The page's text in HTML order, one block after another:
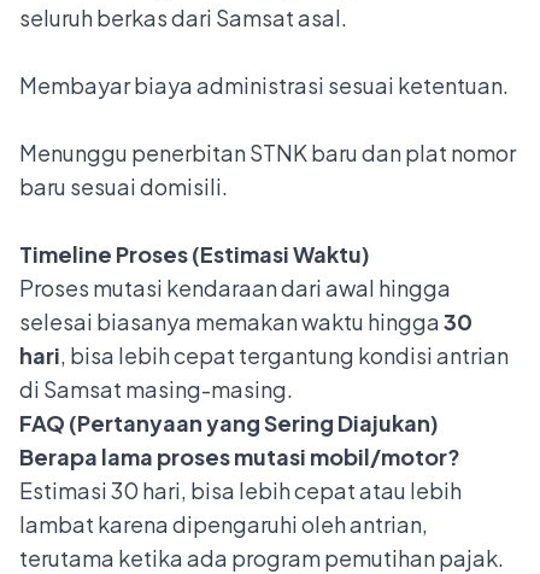
seluruh berkas dari Samsat asal.
Membayar biaya administrasi sesuai ketentuan.
Menunggu penerbitan STNK baru dan plat nomor
baru sesuai domisili.
Timeline Proses (Estimasi Waktu)
Proses mutasi kendaraan dari awal hingga
selesai biasanya memakan waktu hingga30
hari, bisa lebih cepat tergantung kondisi antrian
di Samsat masing-masing.
FAQ (Pertanyaan yang Sering Diajukan)
Berapa lama proses mutasi mobil/motor?
Estimasi 30 hari, bisa lebih cepat atau lebih
lambat karena dipengaruhi oleh antrian,
terutama ketika ada program pemutihan pajak.